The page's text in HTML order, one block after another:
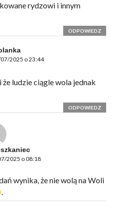
rydzowi i innym
ODPOWIEDZ
2025 o 23:44
ludzie ciągle wola jednak
ODPOWIEDZ
2025 o 08:18
wynika, że nie wolą na Woli
.